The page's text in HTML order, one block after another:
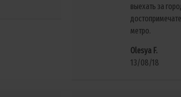
выехать за
метро.
Olesya F.
13/08/18